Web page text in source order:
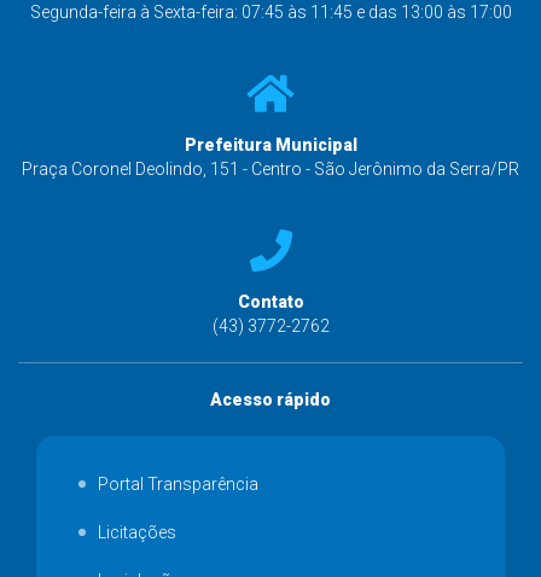
Segunda-feira à Sexta-feira: 07:45 às 11:45 e das 13:00 às 17:00
Prefeitura Municipal
Praça Coronel Deolindo, 151 - Centro - São Jerônimo da Serra/PR
Contato
(43) 3772-2762
Acesso rápido
Portal Transparência
Licitações